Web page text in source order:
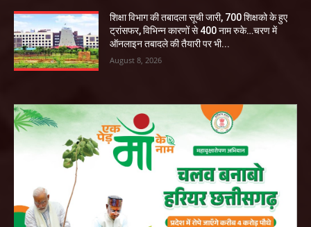
शिक्षा विभाग की तबादला सूची जारी, 700 शिक्षको के हुए
ट्रांसफर, विभिन्न कारणों से 400 नाम रुके…चरण में
ऑनलाइन तबादले की तैयारी पर भी...
August 8, 2026